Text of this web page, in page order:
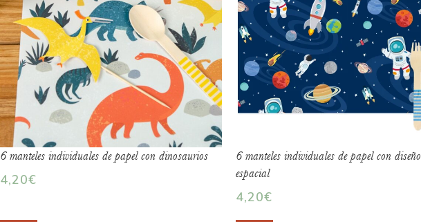
6 manteles individuales de papel con dinosaurios
4,20€
6 manteles individuales de papel con diseño
espacial
4,20€